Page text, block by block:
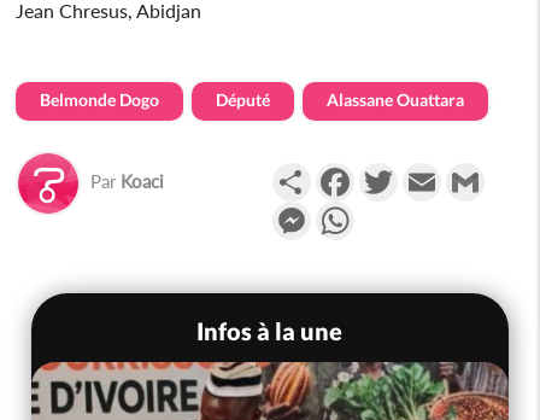
Jean Chresus, Abidjan
Belmonde Dogo Député Alassane Ouattara
Par Koaci PartagerFacebookTwitterEmail
Messenger
Infos à la une